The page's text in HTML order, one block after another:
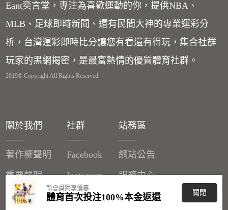
新會員獨享優惠
體育首次投注100%本金返還 關閉
Eant奕言堂，專注為喜歡運動的你，提供NBA、
MLB、足球即時新聞、還有民間大神的專業運彩分
析，台灣運彩即時比分讓您有看還有得玩，集合社群
玩家的黑網揭密，是最富熱情的優質體育社群。
2019© Copyright All Rights Reserved
關於我們
著作權聲明
重要聲明
廣告刊登
社群
Facebook
Instagram
站務區
網站公告
服務中心